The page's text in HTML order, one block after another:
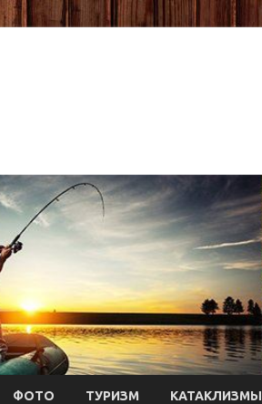
ФОТО ТУРИЗМ КАТАКЛИЗМЫ